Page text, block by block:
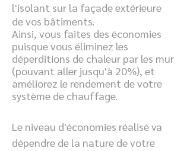
l'isolant sur la façade extérieure
de vos bâtiments.
Ainsi, vous faites des économies
puisque vous éliminez les
déperditions de chaleur par les mur
(pouvant aller jusqu'à 20%), et
améliorez le rendement de votre
système de chauffage.
Le niveau d'économies réalisé va
dépendre de la nature de votre